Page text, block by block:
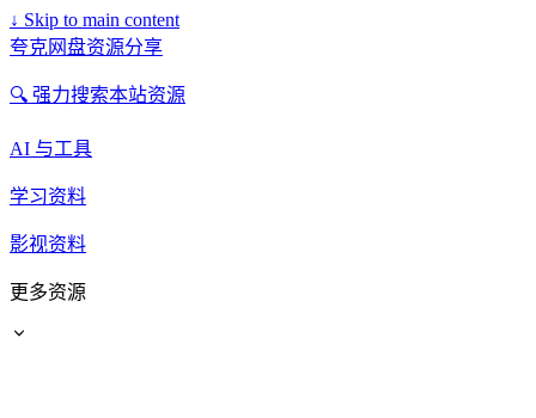
↓ Skip to main content
夸克网盘资源分享
🔍 强力搜索本站资源
AI 与工具
学习资料
影视资料
更多资源